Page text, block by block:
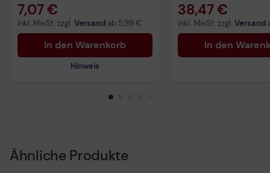
7,07 €
inkl. MwSt. zzgl. Versand ab 5,99 €
In den Warenkorb
Hinweis
38,47 €
inkl. MwSt. zzgl. Versand
In den
Ähnliche Produkte